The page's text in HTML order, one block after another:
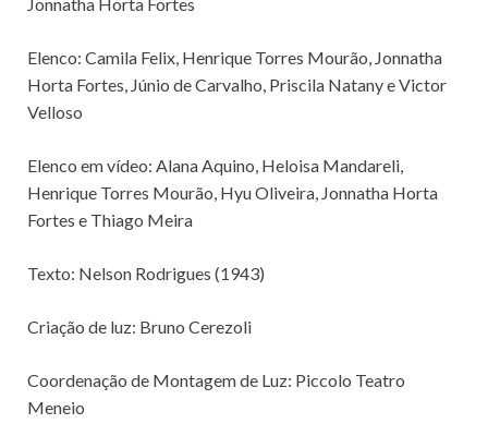
Elenco: Camila Felix, Henrique Torres Mourão, Jonnatha
Horta Fortes, Júnio de Carvalho, Priscila Natany e Victor
Velloso
Elenco em vídeo: Alana Aquino, Heloisa Mandareli,
Henrique Torres Mourão, Hyu Oliveira, Jonnatha Horta
Fortes e Thiago Meira
Texto: Nelson Rodrigues (1943)
Criação de luz: Bruno Cerezoli
Coordenação de Montagem de Luz: Piccolo Teatro
Meneio